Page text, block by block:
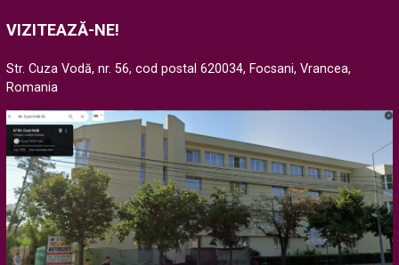
VIZITEAZĂ-NE!
Str. Cuza Vodă, nr. 56, cod postal 620034, Focsani, Vrancea,
Romania